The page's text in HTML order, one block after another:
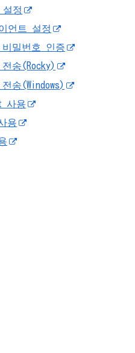
정
언트 설정
비밀번호 인증
송(Rocky)
송(Windows)
사용
용